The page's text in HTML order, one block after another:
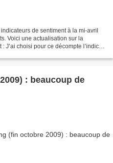
de sentiment à la mi-avril
Voici une actualisation sur la
J’ai choisi pour ce décompte l’indice
: beaucoup de